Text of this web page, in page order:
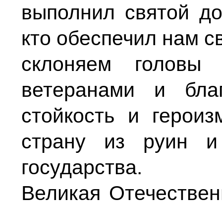
выполнил святой
кто обеспечил нам
склоняем
ветеранами и
стойкость и
страну из руин
государства.
Великая